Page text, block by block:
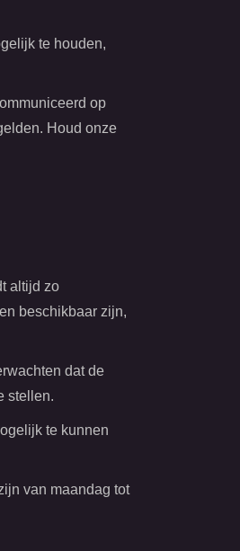
te houden,
op
Houd onze
altijd zo
beschikbaar zijn,
dat de
stellen.
te kunnen
van maandag tot